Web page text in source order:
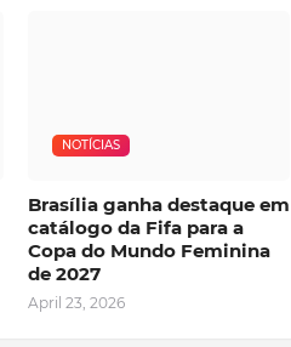
NOTÍCIAS
Brasília ganha destaque em
catálogo da Fifa para a
Copa do Mundo Feminina
de 2027
April 23, 2026